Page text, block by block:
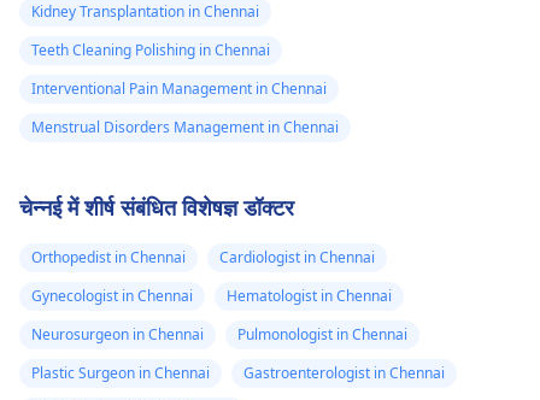
Kidney Transplantation in Chennai
Teeth Cleaning Polishing in Chennai
Interventional Pain Management in Chennai
Menstrual Disorders Management in Chennai
चेन्नई में शीर्ष संबंधित विशेषज्ञ डॉक्टर
Orthopedist in Chennai
Cardiologist in Chennai
Gynecologist in Chennai
Hematologist in Chennai
Neurosurgeon in Chennai
Pulmonologist in Chennai
Plastic Surgeon in Chennai
Gastroenterologist in Chennai